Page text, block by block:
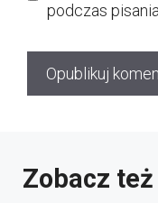
podczas
Zobacz też